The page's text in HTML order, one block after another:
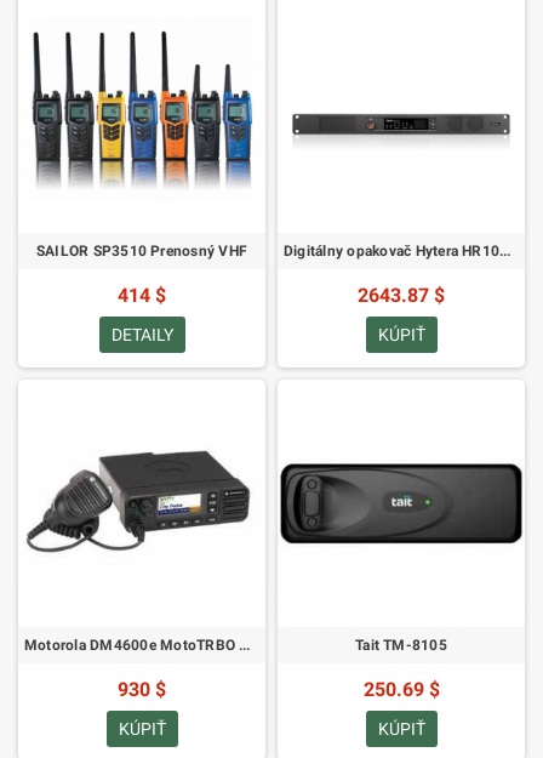
SAILOR SP3510 Prenosný VHF
414 $
DETAILY
Digitálny opakovač Hytera HR1065 UHF štandardný
2643.87 $
KÚPIŤ
Motorola DM4600e MotoTRBO Mobilný VHF
930 $
KÚPIŤ
Tait TM-8105
250.69 $
KÚPIŤ